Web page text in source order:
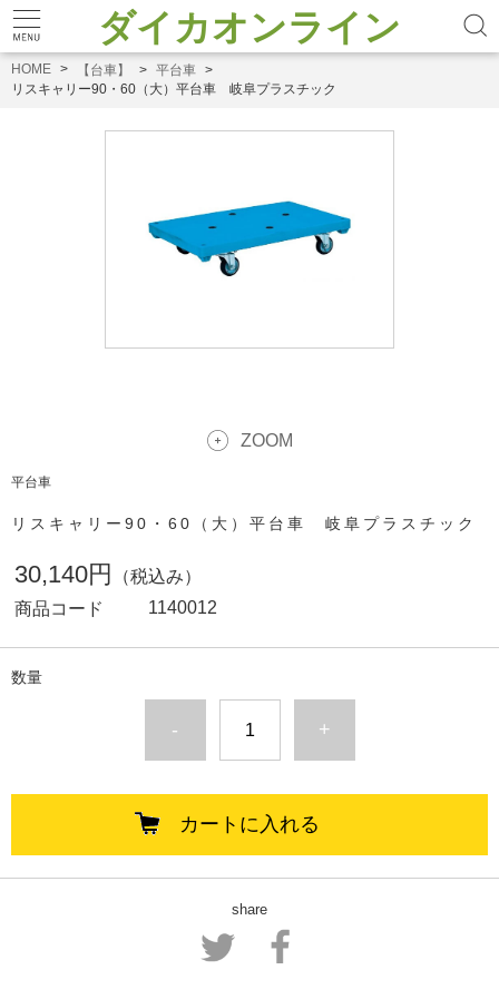
ダイカオンライン
HOME 【台車】
平台車
リスキャリー90・60（大）平台車 岐阜プラスチック
ZOOM
平台車
リスキャリー90・60（大）平台車 岐阜プラスチック
30,140円
（税込み）
商品コード
1140012
数量
- +
カートに入れる
share